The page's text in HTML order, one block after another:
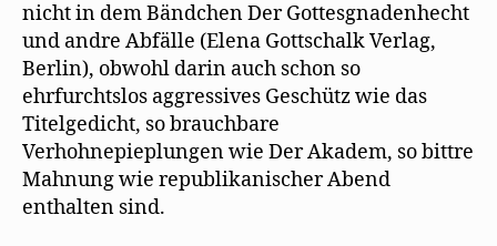
nicht in dem Bändchen Der Gottesgnadenhecht
und andre Abfälle (Elena Gottschalk Verlag,
Berlin), obwohl darin auch schon so
ehrfurchtslos aggressives Geschütz wie das
Titelgedicht, so brauchbare
Verhohnepieplungen wie Der Akadem, so bittre
Mahnung wie republikanischer Abend
enthalten sind.